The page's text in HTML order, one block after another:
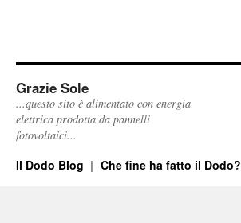
Grazie Sole
...questo sito è alimentato con energia
elettrica prodotta da pannelli
fotovoltaici...
Il Dodo Blog Che fine ha fatto il Dodo?